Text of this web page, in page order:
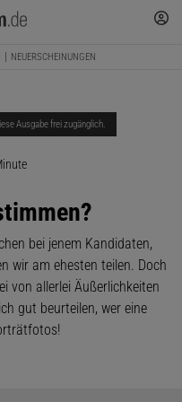
NEUERSCHEINUNGEN
Ausgabe frei zugänglich.
bei jenem Kandidaten,
wir am ehesten teilen. Doch
von allerlei Äußerlichkeiten
gut beurteilen, wer eine